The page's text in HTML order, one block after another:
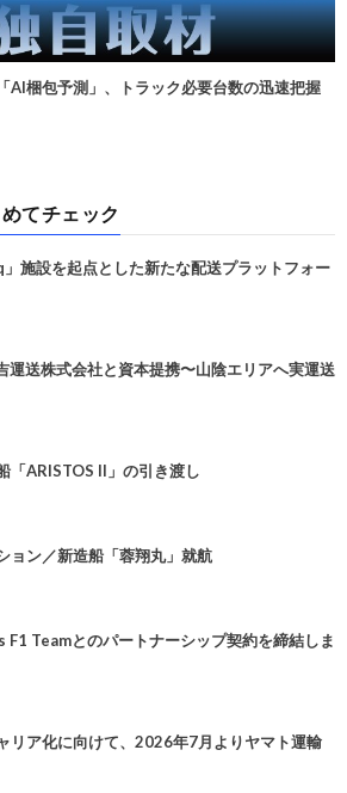
AI梱包予測」、トラック必要台数の迅速把握
めてチェック
施設を起点とした新たな配送プラットフォー
送株式会社と資本提携〜山陰エリアへ実運送
「ARISTOS II」の引き渡し
ョン／新造船「蓉翔丸」就航
F1 Teamとのパートナーシップ契約を締結しま
リア化に向けて、2026年7月よりヤマト運輸